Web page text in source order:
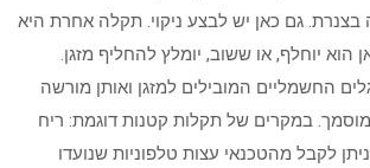
גם כאן יש לבצע ניקוי. תקלה אחרת היא
הוא יוחלף, או ששוב, יומלץ להחליף מזגן.
החשמליים המובילים למזגן ואותן מורשה
במקרים של תקלות קטנות דוגמת: ריח
לקבל מהטכנאי עצות טלפוניות שנועדו